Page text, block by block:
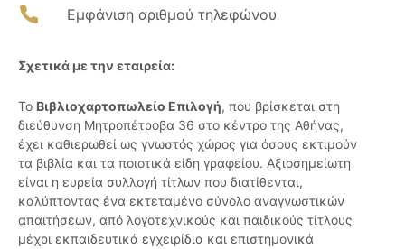
Εμφάνιση αριθμού τηλεφώνου
Σχετικά με την εταιρεία:
Το Βιβλιοχαρτοπωλείο Επιλογή, που βρίσκεται στη
διεύθυνση Μητροπέτροβα 36 στο κέντρο της Αθήνας,
έχει καθιερωθεί ως γνωστός χώρος για όσους εκτιμούν
τα βιβλία και τα ποιοτικά είδη γραφείου. Αξιοσημείωτη
είναι η ευρεία συλλογή τίτλων που διατίθενται,
καλύπτοντας ένα εκτεταμένο σύνολο αναγνωστικών
απαιτήσεων, από λογοτεχνικούς και παιδικούς τίτλους
μέχρι εκπαιδευτικά εγχειρίδια και επιστημονικά